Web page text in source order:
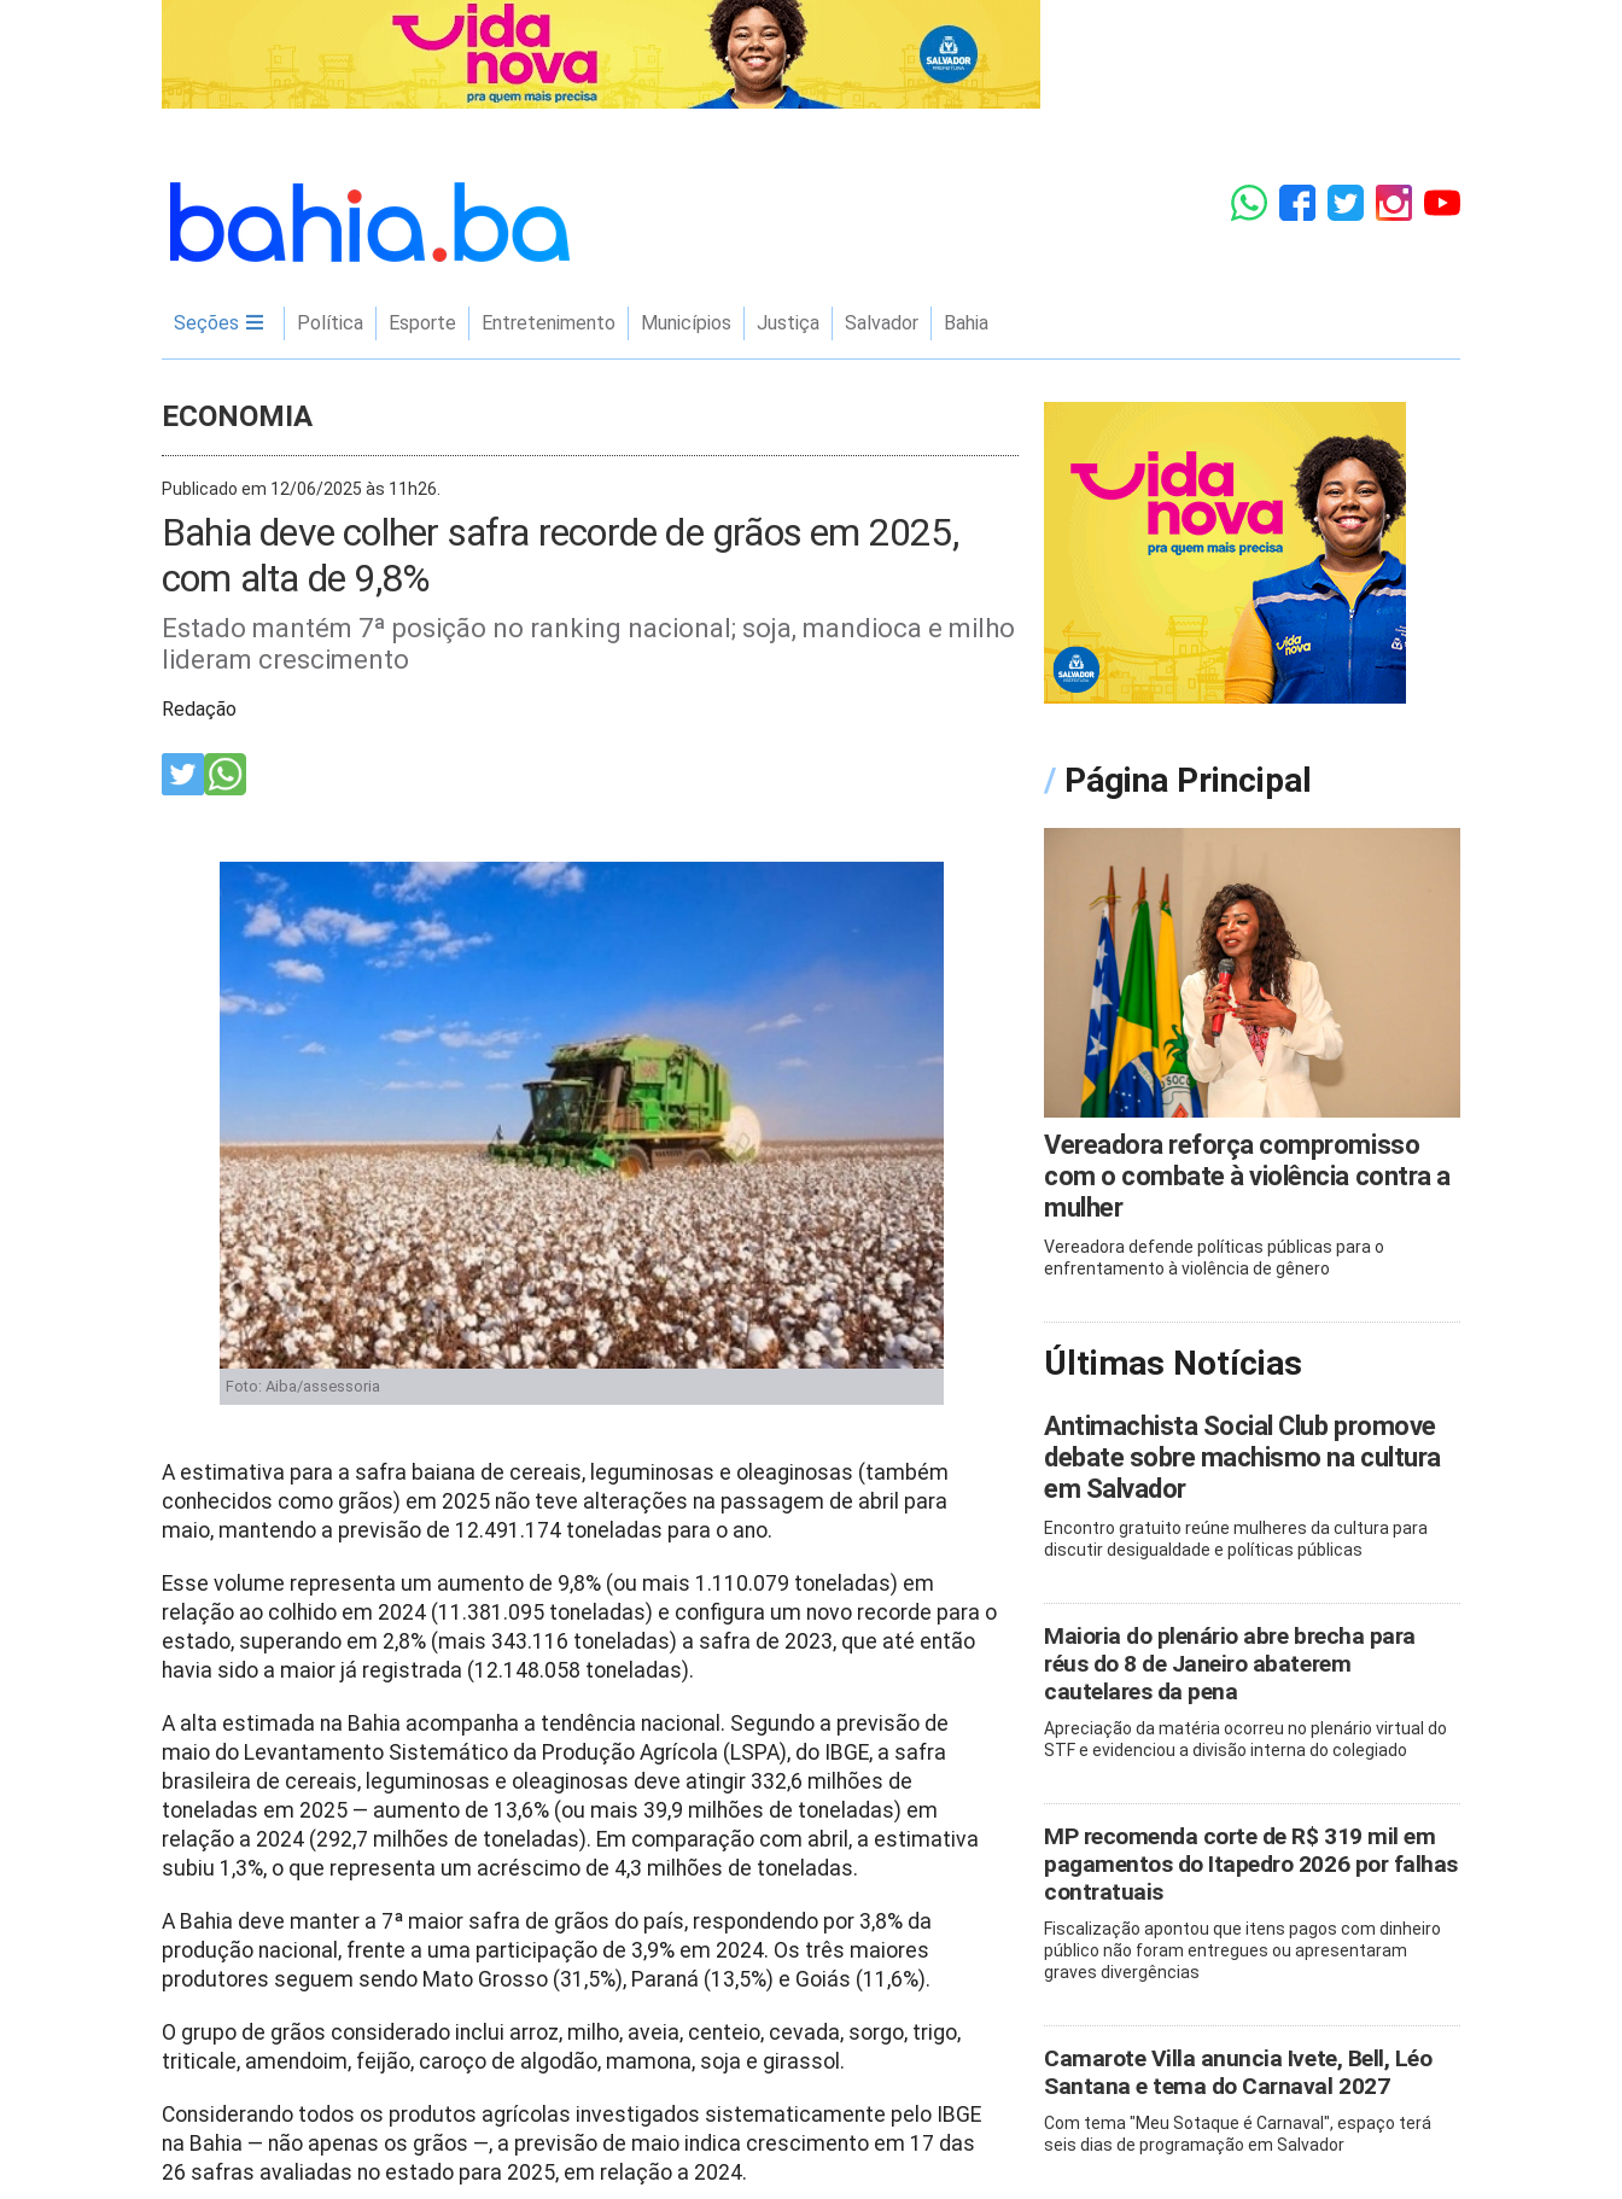
Seções Política Esporte Entretenimento Municípios Justiça Salvador Bahia
ECONOMIA
Publicado em 12/06/2025 às 11h26.
Bahia deve colher safra recorde de grãos em 2025,
com alta de 9,8%
Estado mantém 7ª posição no ranking nacional; soja, mandioca e milho
lideram crescimento
Redação
Foto: Aiba/assessoria
A estimativa para a safra baiana de cereais, leguminosas e oleaginosas (também
conhecidos como grãos) em 2025 não teve alterações na passagem de abril para
maio, mantendo a previsão de 12.491.174 toneladas para o ano.
Esse volume representa um aumento de 9,8% (ou mais 1.110.079 toneladas) em
relação ao colhido em 2024 (11.381.095 toneladas) e configura um novo recorde para o
estado, superando em 2,8% (mais 343.116 toneladas) a safra de 2023, que até então
havia sido a maior já registrada (12.148.058 toneladas).
A alta estimada na Bahia acompanha a tendência nacional. Segundo a previsão de
maio do Levantamento Sistemático da Produção Agrícola (LSPA), do IBGE, a safra
brasileira de cereais, leguminosas e oleaginosas deve atingir 332,6 milhões de
toneladas em 2025 — aumento de 13,6% (ou mais 39,9 milhões de toneladas) em
relação a 2024 (292,7 milhões de toneladas). Em comparação com abril, a estimativa
subiu 1,3%, o que representa um acréscimo de 4,3 milhões de toneladas.
A Bahia deve manter a 7ª maior safra de grãos do país, respondendo por 3,8% da
produção nacional, frente a uma participação de 3,9% em 2024. Os três maiores
produtores seguem sendo Mato Grosso (31,5%), Paraná (13,5%) e Goiás (11,6%).
O grupo de grãos considerado inclui arroz, milho, aveia, centeio, cevada, sorgo, trigo,
triticale, amendoim, feijão, caroço de algodão, mamona, soja e girassol.
Considerando todos os produtos agrícolas investigados sistematicamente pelo IBGE
na Bahia — não apenas os grãos —, a previsão de maio indica crescimento em 17 das
26 safras avaliadas no estado para 2025, em relação a 2024.
/ Página Principal
Vereadora reforça compromisso
com o combate à violência contra a
mulher
Vereadora defende políticas públicas para o
enfrentamento à violência de gênero
Últimas Notícias
Antimachista Social Club promove
debate sobre machismo na cultura
em Salvador
Encontro gratuito reúne mulheres da cultura para
discutir desigualdade e políticas públicas
Maioria do plenário abre brecha para
réus do 8 de Janeiro abaterem
cautelares da pena
Apreciação da matéria ocorreu no plenário virtual do
STF e evidenciou a divisão interna do colegiado
MP recomenda corte de R$ 319 mil em
pagamentos do Itapedro 2026 por falhas
contratuais
Fiscalização apontou que itens pagos com dinheiro
público não foram entregues ou apresentaram
graves divergências
Camarote Villa anuncia Ivete, Bell, Léo
Santana e tema do Carnaval 2027
Com tema "Meu Sotaque é Carnaval", espaço terá
seis dias de programação em Salvador